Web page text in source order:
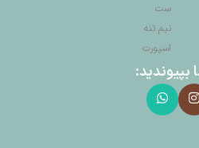
ست
نیم تنه
اسپورت
بپیوندید: